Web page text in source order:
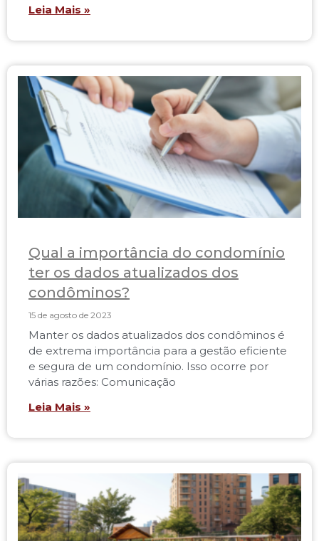
Leia Mais »
Qual a importância do condomínio
ter os dados atualizados dos
condôminos?
15 de agosto de 2023
Manter os dados atualizados dos condôminos é
de extrema importância para a gestão eficiente
e segura de um condomínio. Isso ocorre por
várias razões: Comunicação
Leia Mais »